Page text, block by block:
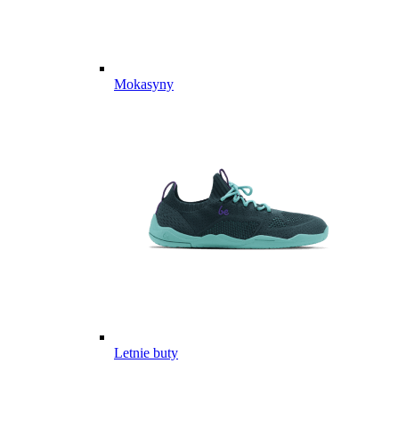
Mokasyny
Letnie buty